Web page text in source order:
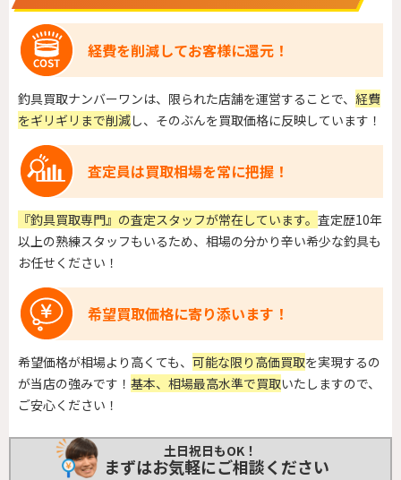
経費を削減してお客様に還元！
釣具買取ナンバーワンは、限られた店舗を運営することで、 経費
をギリギリまで削減し、そのぶんを買取価格に反映しています！
査定員は買取相場を常に把握！
『釣具買取専門』の査定スタッフが常在しています。 査定歴10年
以上の熟練スタッフもいるため、相場の分かり辛い希少な釣具も
お任せください！
希望買取価格に寄り添います！
希望価格が相場より高くても、 可能な限り高価買取を実現するの
が当店の強みです！ 基本、相場最高水準で買取いたしますので、
ご安心ください！
土日祝日もOK！
まずはお気軽にご相談ください